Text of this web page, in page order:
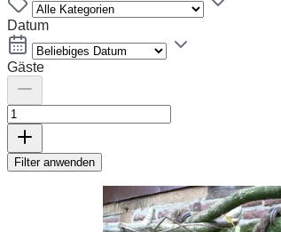
Datum
Gäste
Filter anwenden